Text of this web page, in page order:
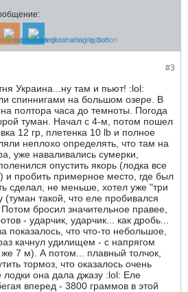
#3
Украина...ну там и пьют! :lol:
спиннигами на большом озере. В
полтора часа до темноты. Погода
туман. Начал с 4-м, потом пошел
12 гр, плетенка 10 lb и полное
неплохо определять, что там на
уже наваливались сумерки,
опустить якорь (лодка все
пробить примерное место, где был
сделал, не меньше, хотел уже "три
(туман такой, что еле пробивался
бросил значительное правее,
- ударчик, ударчик... как дробь...
показалось, что что-то небольшое,
качнул удилищем - с напрягом
7 м). А потом... плавный толчок,
тормоз, что оказалось очень
она дала джазу :lol: Еле
вперед - 3800 граммов в этой